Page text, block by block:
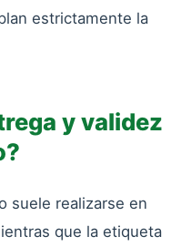
estrictamente la
y validez
suele realizarse en
que la etiqueta